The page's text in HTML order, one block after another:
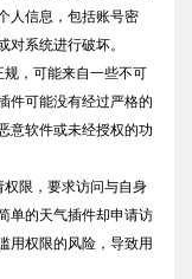
人信息，包括账号密
系统进行破坏。
，可能来自一些不可
件可能没有经过严格的
意软件或未经授权的功
限，要求访问与自身
单的天气插件却申请访
用权限的风险，导致用